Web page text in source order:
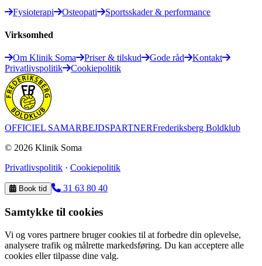
Fysioterapi Osteopati Sportsskader & performance
Virksomhed
Om Klinik Soma Priser & tilskud Gode råd
Kontakt
Privatlivspolitik
Cookiepolitik
OFFICIEL SAMARBEJDSPARTNERFrederiksberg Boldklub
© 2026 Klinik Soma
Privatlivspolitik · Cookiepolitik
Book tid 31 63 80 40
Samtykke til cookies
Vi og vores partnere bruger cookies til at forbedre din oplevelse,
analysere trafik og målrette markedsføring. Du kan acceptere alle
cookies eller tilpasse dine valg.